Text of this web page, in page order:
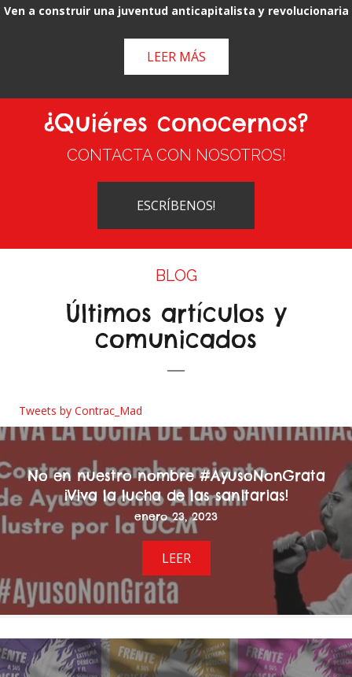
Ven a construir una juventud anticapitalista y revolucionaria
LEER MÁS
¿Quiéres conocernos?
CONTACTA CON NOSOTROS!
ESCRÍBENOS!
BLOG
Últimos artículos y
comunicados
Tweets by Contrac_Mad
No en nuestro nombre #AyusoNonGrata
¡Viva la lucha de las sanitarias!
enero 23, 2023
LEER